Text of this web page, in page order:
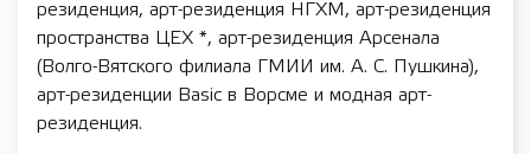
резиденция, арт-резиденция НГХМ, арт-резиденция
пространства ЦЕХ *, арт-резиденция Арсенала
(Волго-Вятского филиала ГМИИ им. А. С. Пушкина),
арт-резиденции Basic в Ворсме и модная арт-
резиденция.